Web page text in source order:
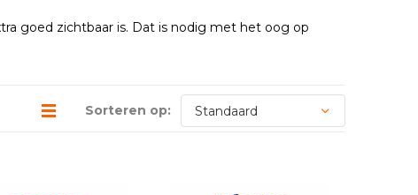
goed zichtbaar is. Dat is nodig met het oog op
Sorteren op: